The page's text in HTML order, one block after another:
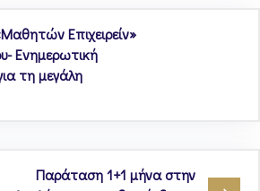
Επιχειρείν»
Ενημερωτική
τη μεγάλη
Παράταση 1+1 μήνα στην